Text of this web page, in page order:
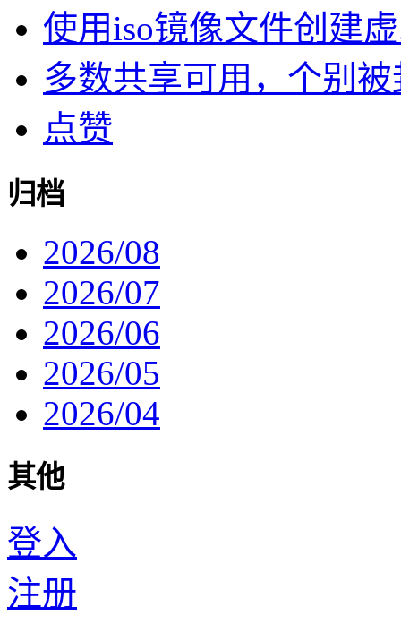
使用iso镜像文件创建
多数共享可用，个别被
点赞
归档
2026/08
2026/07
2026/06
2026/05
2026/04
其他
登入
注册